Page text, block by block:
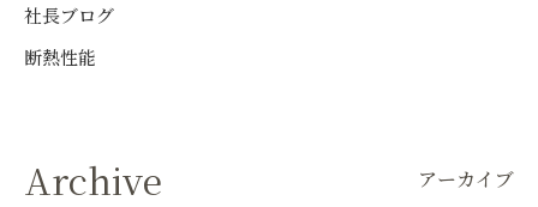
社長ブログ
断熱性能
Archive アーカイブ